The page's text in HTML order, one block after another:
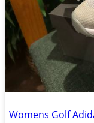
Womens Golf